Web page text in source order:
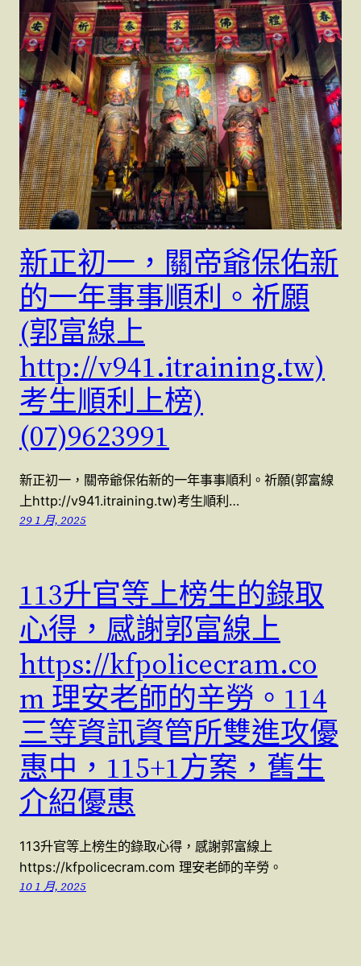
新正初一，關帝爺保佑新
的一年事事順利。祈願
(郭富線上
http://v941.itraining.tw)
考生順利上榜)
(07)9623991
新正初一，關帝爺保佑新的一年事事順利。祈願(郭富線
上http://v941.itraining.tw)考生順利…
29 1 月, 2025
113升官等上榜生的錄取
心得，感謝郭富線上
https://kfpolicecram.co
m 理安老師的辛勞。114
三等資訊資管所雙進攻優
惠中，115+1方案，舊生
介紹優惠
113升官等上榜生的錄取心得，感謝郭富線上
https://kfpolicecram.com 理安老師的辛勞。
10 1 月, 2025